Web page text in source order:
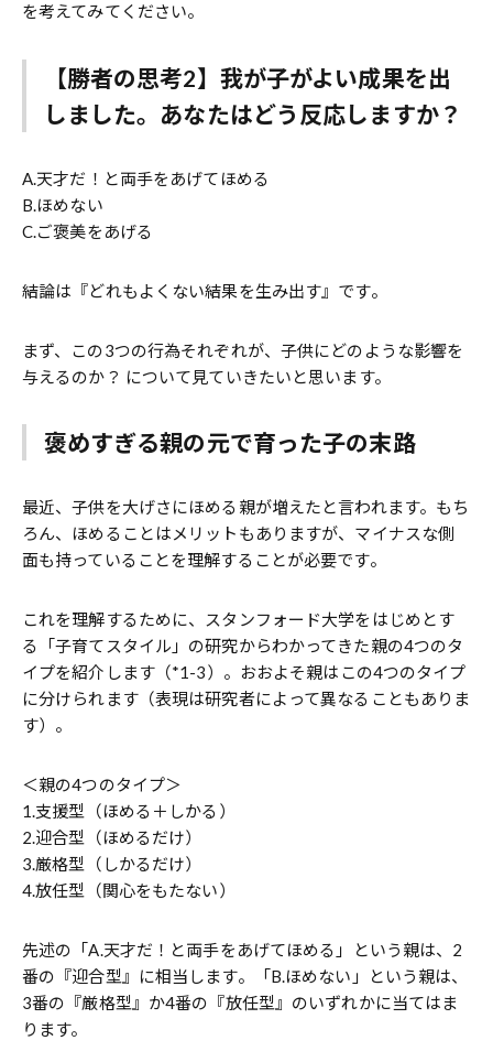
を考えてみてください。
【勝者の思考2】我が子がよい成果を出
しました。あなたはどう反応しますか？
A.天才だ！と両手をあげてほめる
B.ほめない
C.ご褒美をあげる
結論は『どれもよくない結果を生み出す』です。
まず、この3つの行為それぞれが、子供にどのような影響を
与えるのか？ について見ていきたいと思います。
褒めすぎる親の元で育った子の末路
最近、子供を大げさにほめる親が増えたと言われます。もち
ろん、ほめることはメリットもありますが、マイナスな側
面も持っていることを理解することが必要です。
これを理解するために、スタンフォード大学をはじめとす
る「子育てスタイル」の研究からわかってきた親の4つのタ
イプを紹介します（*1-3）。おおよそ親はこの4つのタイプ
に分けられます（表現は研究者によって異なることもありま
す）。
＜親の4つのタイプ＞
1.支援型（ほめる＋しかる）
2.迎合型（ほめるだけ）
3.厳格型（しかるだけ）
4.放任型（関心をもたない）
先述の「A.天才だ！と両手をあげてほめる」という親は、2
番の『迎合型』に相当します。「B.ほめない」という親は、
3番の『厳格型』か4番の『放任型』のいずれかに当てはま
ります。